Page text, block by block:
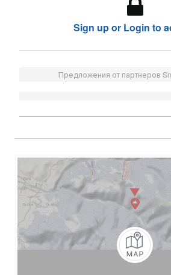
Sign up or Login to
Предложения от партнеров